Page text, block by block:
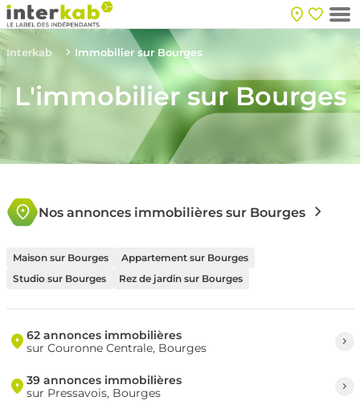
Interkab Immobilier sur Bourges
L'immobilier sur Bourges
Nos annonces immobilières sur Bourges
Maison sur Bourges
Appartement sur Bourges
Studio sur Bourges
Rez de jardin sur Bourges
62 annonces immobilières
sur Couronne Centrale, Bourges
39 annonces immobilières
sur Pressavois, Bourges